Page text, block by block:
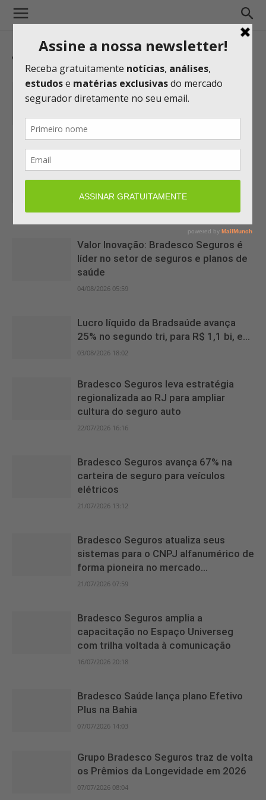
TAG: BRADESCO SEGUROS
Bradesco Seguros responde por 41%
do lucro do banco e ganha R$ 2,9
bilhões...
06/08/2026 08:15
ganho de mercado e aposta em PMEs
para ampliar carteira
Valor Inovação: Bradesco Seguros é
líder no setor de seguros e planos de
saúde
04/08/2026 05:59
Lucro líquido da Bradsaúde avança
25% no segundo tri, para R$ 1,1 bi, e...
03/08/2026 18:02
Bradesco Seguros leva estratégia
regionalizada ao RJ para ampliar
cultura do seguro auto
22/07/2026 16:16
Bradesco Seguros avança 67% na
carteira de seguro para veículos
elétricos
21/07/2026 13:12
Bradesco Seguros atualiza seus
sistemas para o CNPJ alfanumérico de
forma pioneira no mercado...
21/07/2026 07:59
Bradesco Seguros amplia a
capacitação no Espaço Universeg
com trilha voltada à comunicação
16/07/2026 20:18
Bradesco Saúde lança plano Efetivo
Plus na Bahia
07/07/2026 14:03
Grupo Bradesco Seguros traz de volta
os Prêmios da Longevidade em 2026
07/07/2026 08:04